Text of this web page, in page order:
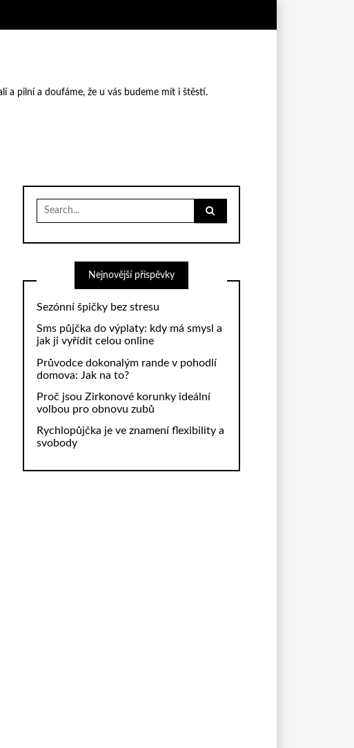
a pilní a doufáme, že u vás budeme mít i štěstí.
Search
for:
Nejnovější příspěvky
Sezónní špičky bez stresu
Sms půjčka do výplaty: kdy má smysl a
jak ji vyřídit celou online
Průvodce dokonalým rande v pohodlí
domova: Jak na to?
Proč jsou Zirkonové korunky ideální
volbou pro obnovu zubů
Rychlopůjčka je ve znamení flexibility a
svobody